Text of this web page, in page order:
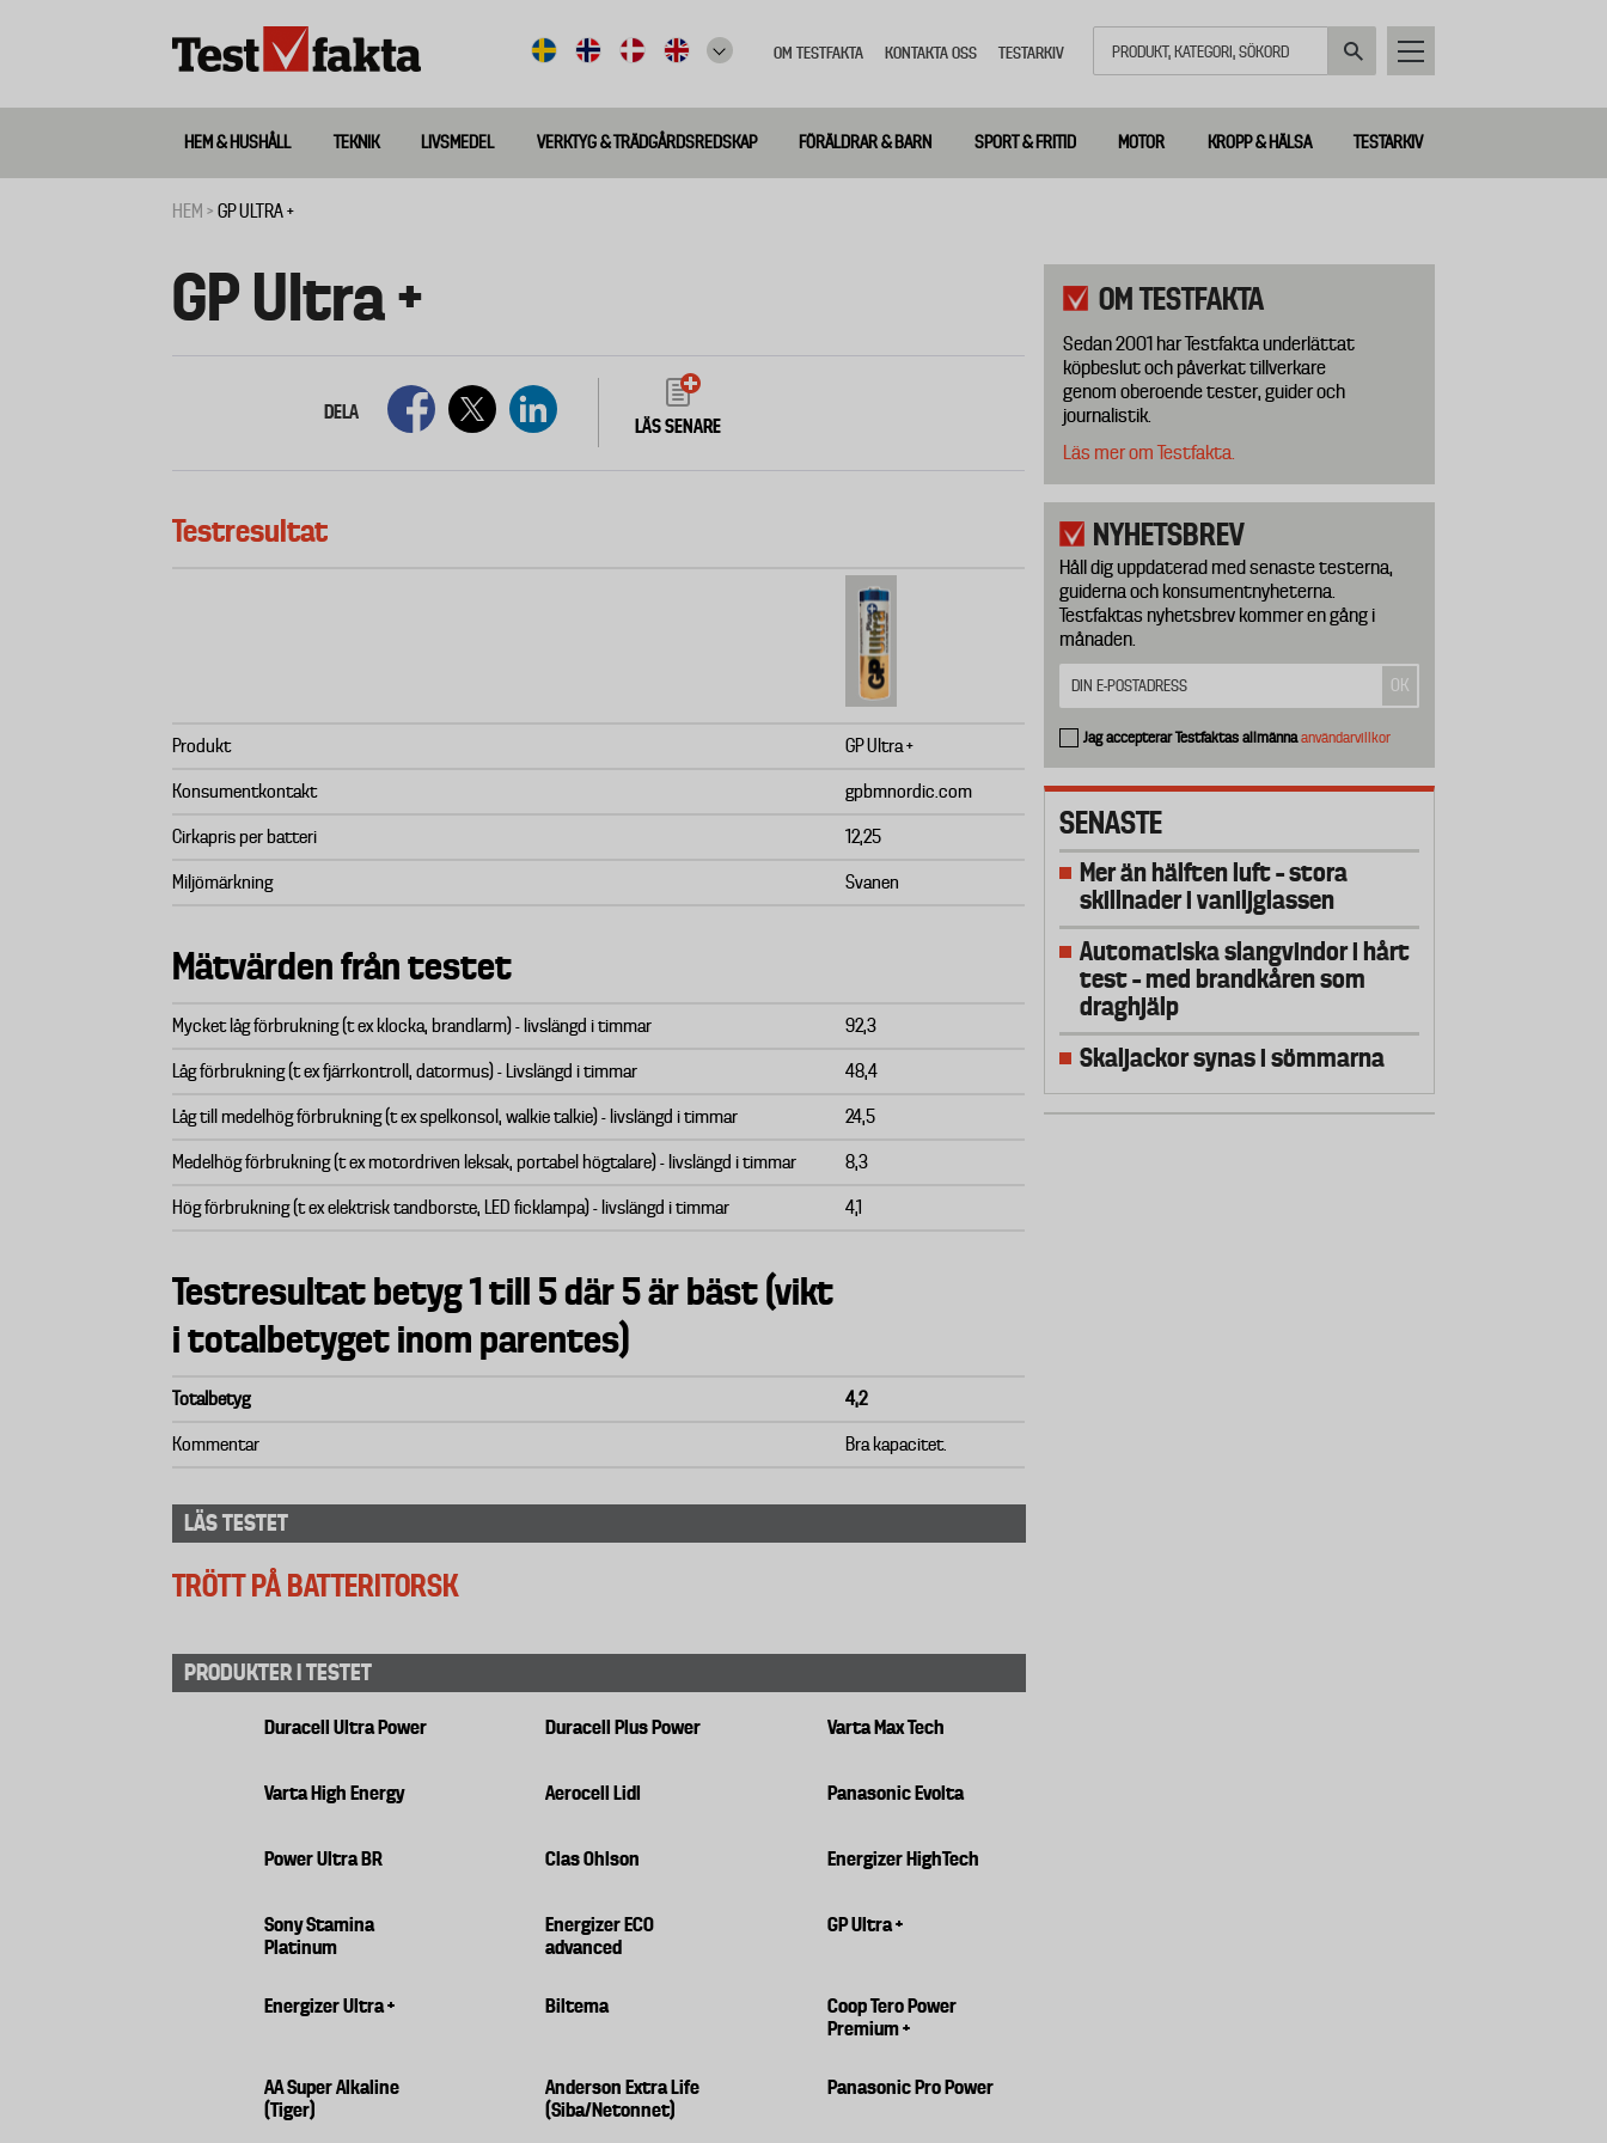
meny
OM TESTFAKTA KONTAKTA OSS TESTARKIV
Huvudmeny
ny
HEM & HUSHÅLL TEKNIK LIVSMEDEL VERKTYG & TRÄDGÅRDSREDSKAP FÖRÄLDRAR & BARN SPORT & FRITID MOTOR KROPP & HÄLSA TESTARKIV
HEM GP ULTRA +
GP Ultra +
DELA
LÄS SENARE
Testresultat
Produkt GP Ultra +
Konsumentkontakt gpbmnordic.com
Cirkapris per batteri 12,25
Miljömärkning Svanen
Mätvärden från testet
Mycket låg förbrukning (t ex klocka, brandlarm) - livslängd i timmar 92,3
Låg förbrukning (t ex fjärrkontroll, datormus) - Livslängd i timmar 48,4
Låg till medelhög förbrukning (t ex spelkonsol, walkie talkie) - livslängd i timmar 24,5
Medelhög förbrukning (t ex motordriven leksak, portabel högtalare) - livslängd i timmar 8,3
Hög förbrukning (t ex elektrisk tandborste, LED ficklampa) - livslängd i timmar 4,1
Testresultat betyg 1 till 5 där 5 är bäst (vikt
i totalbetyget inom parentes)
Totalbetyg 4,2
Kommentar Bra kapacitet.
LÄS TESTET
TRÖTT PÅ BATTERITORSK
PRODUKTER I TESTET
Duracell Ultra Power Duracell Plus Power Varta Max Tech
Varta High Energy Aerocell Lidl Panasonic Evolta
Power Ultra BR Clas Ohlson Energizer HighTech
Sony Stamina
Platinum
Energizer ECO
advanced
GP Ultra +
Energizer Ultra + Biltema
Coop Tero Power
Premium +
AA Super Alkaline
(Tiger)
Anderson Extra Life
(Siba/Netonnet)
Panasonic Pro Power
OM TESTFAKTA
Sedan 2001 har Testfakta underlättat
köpbeslut och påverkat tillverkare
genom oberoende tester, guider och
journalistik.
Läs mer om Testfakta.
NYHETSBREV
Håll dig uppdaterad med senaste testerna,
guiderna och konsumentnyheterna.
Testfaktas nyhetsbrev kommer en gång i
månaden.
Jag accepterar Testfaktas allmännaanvändarvillkor
SENASTE
Mer än hälften luft – stora
skillnader i vaniljglassen
Automatiska slangvindor i hårt
test – med brandkåren som
draghjälp
Skaljackor synas i sömmarna